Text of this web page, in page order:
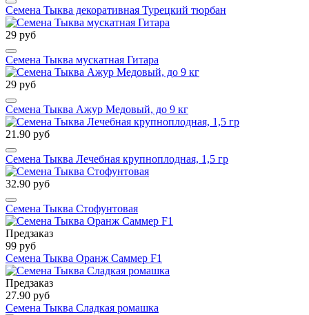
Семена Тыква декоративная Турецкий тюрбан
29 руб
Семена Тыква мускатная Гитара
29 руб
Семена Тыква Ажур Медовый, до 9 кг
21.90 руб
Семена Тыква Лечебная крупноплодная, 1,5 гр
32.90 руб
Семена Тыква Стофунтовая
Предзаказ
99 руб
Семена Тыква Оранж Саммер F1
Предзаказ
27.90 руб
Семена Тыква Сладкая ромашка